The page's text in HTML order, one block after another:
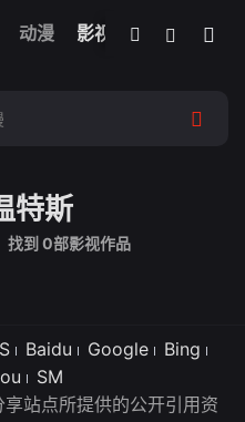
动漫 影视
影片
特斯
找到 0部影视作品
Baidu Google
Bing
SM
站点所提供的公开引用资